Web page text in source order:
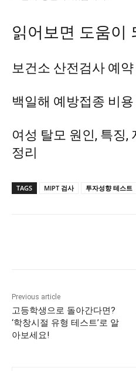
읽어보면 도움이
보건소 산전검사 예
백일해 예방접종 비
여성 탈모 원인, 특징,
정리
TAGS MIPT 검사 투자성향 테스트
Previous article
고등학생으로 돌아간다면?
‘학창시절 유형 테스트’로 알
아보세요!